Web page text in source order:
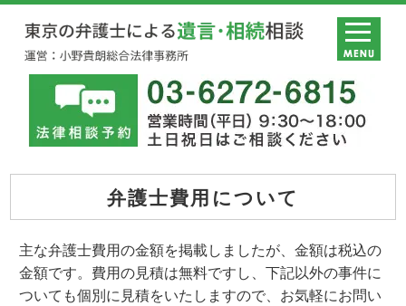
弁護士費用について
主な弁護士費用の金額を掲載しましたが、金額は税込の
金額です。費用の見積は無料ですし、下記以外の事件に
ついても個別に見積をいたしますので、お気軽にお問い